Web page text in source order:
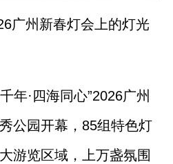
广州新春灯会上的灯光
年·四海同心”2026广州
公园开幕，85组特色灯
游览区域，上万盏氛围